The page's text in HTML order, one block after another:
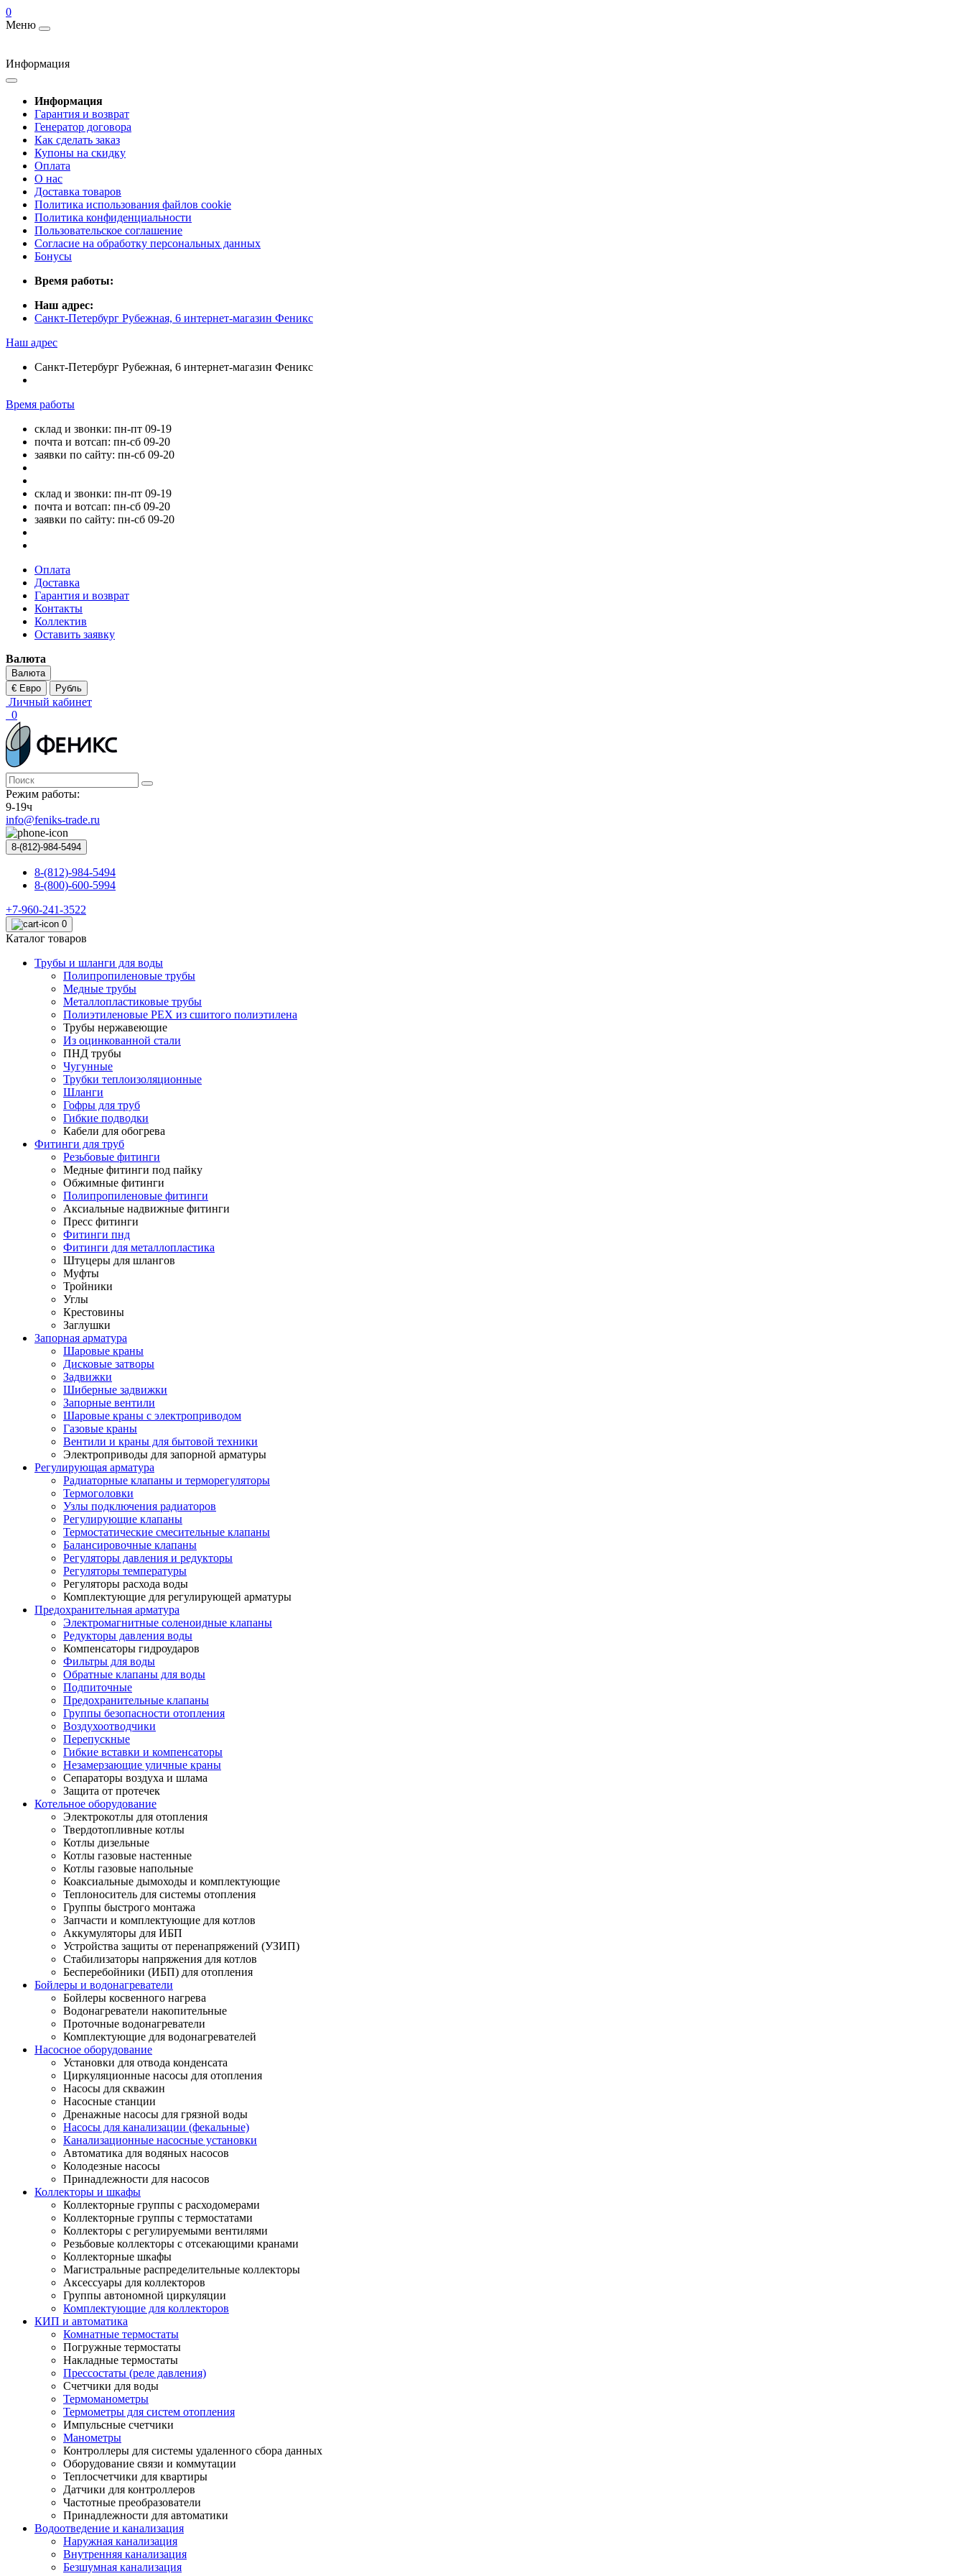
0
Меню
Информация
Информация
Гарантия и возврат
Генератор договора
Как сделать заказ
Купоны на скидку
Оплата
О нас
Доставка товаров
Политика использования файлов cookie
Политика конфиденциальности
Пользовательское соглашение
Согласие на обработку персональных данных
Бонусы
Время работы:
Наш адрес:
Санкт-Петербург Рубежная, 6 интернет-магазин Феникс
Наш адрес
Санкт-Петербург Рубежная, 6 интернет-магазин Феникс
Время работы
склад и звонки: пн-пт 09-19
почта и вотсап: пн-сб 09-20
заявки по сайту: пн-сб 09-20
склад и звонки: пн-пт 09-19
почта и вотсап: пн-сб 09-20
заявки по сайту: пн-сб 09-20
Оплата
Доставка
Гарантия и возврат
Контакты
Коллектив
Оставить заявку
Валюта
Валюта
€ Евро
Рубль
Личный кабинет
0
Режим работы:
9-19ч
info@feniks-trade.ru
8-(812)-984-5494
8-(812)-984-5494
8-(800)-600-5994
+7-960-241-3522
0
Каталог товаров
Трубы и шланги для воды
Полипропиленовые трубы
Медные трубы
Металлопластиковые трубы
Полиэтиленовые PEX из сшитого полиэтилена
Трубы нержавеющие
Из оцинкованной стали
ПНД трубы
Чугунные
Трубки теплоизоляционные
Шланги
Гофры для труб
Гибкие подводки
Кабели для обогрева
Фитинги для труб
Резьбовые фитинги
Медные фитинги под пайку
Обжимные фитинги
Полипропиленовые фитинги
Аксиальные надвижные фитинги
Пресс фитинги
Фитинги пнд
Фитинги для металлопластика
Штуцеры для шлангов
Муфты
Тройники
Углы
Крестовины
Заглушки
Запорная арматура
Шаровые краны
Дисковые затворы
Задвижки
Шиберные задвижки
Запорные вентили
Шаровые краны с электроприводом
Газовые краны
Вентили и краны для бытовой техники
Электроприводы для запорной арматуры
Регулирующая арматура
Радиаторные клапаны и терморегуляторы
Термоголовки
Узлы подключения радиаторов
Регулирующие клапаны
Термостатические смесительные клапаны
Балансировочные клапаны
Регуляторы давления и редукторы
Регуляторы температуры
Регуляторы расхода воды
Комплектующие для регулирующей арматуры
Предохранительная арматура
Электромагнитные соленоидные клапаны
Редукторы давления воды
Компенсаторы гидроударов
Фильтры для воды
Обратные клапаны для воды
Подпиточные
Предохранительные клапаны
Группы безопасности отопления
Воздухоотводчики
Перепускные
Гибкие вставки и компенсаторы
Незамерзающие уличные краны
Сепараторы воздуха и шлама
Защита от протечек
Котельное оборудование
Электрокотлы для отопления
Твердотопливные котлы
Котлы дизельные
Котлы газовые настенные
Котлы газовые напольные
Коаксиальные дымоходы и комплектующие
Теплоноситель для системы отопления
Группы быстрого монтажа
Запчасти и комплектующие для котлов
Аккумуляторы для ИБП
Устройства защиты от перенапряжений (УЗИП)
Стабилизаторы напряжения для котлов
Бесперебойники (ИБП) для отопления
Бойлеры и водонагреватели
Бойлеры косвенного нагрева
Водонагреватели накопительные
Проточные водонагреватели
Комплектующие для водонагревателей
Насосное оборудование
Установки для отвода конденсата
Циркуляционные насосы для отопления
Насосы для скважин
Насосные станции
Дренажные насосы для грязной воды
Насосы для канализации (фекальные)
Канализационные насосные установки
Автоматика для водяных насосов
Колодезные насосы
Принадлежности для насосов
Коллекторы и шкафы
Коллекторные группы с расходомерами
Коллекторные группы с термостатами
Коллекторы с регулируемыми вентилями
Резьбовые коллекторы с отсекающими кранами
Коллекторные шкафы
Магистральные распределительные коллекторы
Аксессуары для коллекторов
Группы автономной циркуляции
Комплектующие для коллекторов
КИП и автоматика
Комнатные термостаты
Погружные термостаты
Накладные термостаты
Прессостаты (реле давления)
Счетчики для воды
Термоманометры
Термометры для систем отопления
Импульсные счетчики
Манометры
Контроллеры для системы удаленного сбора данных
Оборудование связи и коммутации
Теплосчетчики для квартиры
Датчики для контроллеров
Частотные преобразователи
Принадлежности для автоматики
Водоотведение и канализация
Наружная канализация
Внутренняя канализация
Безшумная канализация